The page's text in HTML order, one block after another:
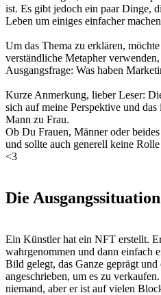
ist. Es gibt jedoch ein paar Dinge,
Leben um einiges einfacher
Um das Thema zu erklären,
verständliche Metapher
Ausgangsfrage: Was haben
Kurze Anmerkung, lieber Leser:
sich auf meine Perspektive und
Mann zu Frau.
Ob Du Frauen, Männer oder
und sollte auch generell keine
<3
Die Ausgangssituation
Ein Künstler hat ein NFT erstellt.
wahrgenommen und dann einfach
Bild gelegt, das Ganze geprägt
angeschrieben, um es zu
niemand, aber er ist auf vielen